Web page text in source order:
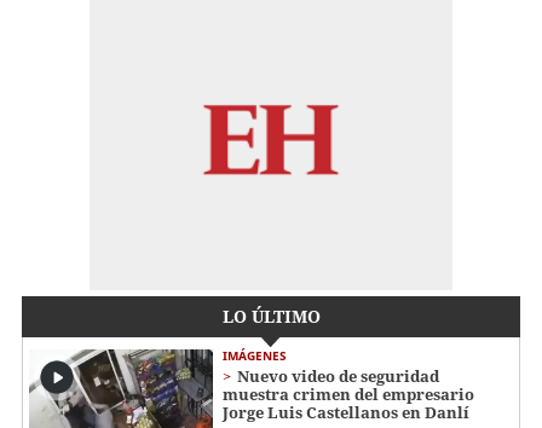
LO ÚLTIMO
IMÁGENES
Nuevo video de seguridad
muestra crimen del empresario
Jorge Luis Castellanos en Danlí